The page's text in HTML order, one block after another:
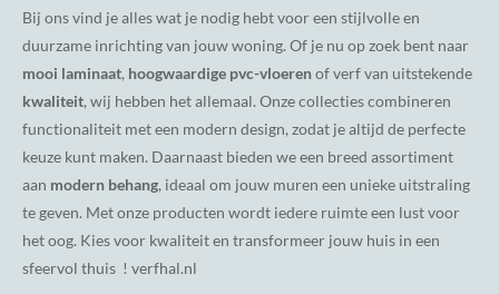
Bij ons vind je alles wat je nodig hebt voor een stijlvolle en
duurzame inrichting van jouw woning. Of je nu op zoek bent naar
mooi laminaat, hoogwaardige pvc-vloerenof verf van uitstekende
kwaliteit, wij hebben het allemaal. Onze collecties combineren
functionaliteit met een modern design, zodat je altijd de perfecte
keuze kunt maken. Daarnaast bieden we een breed assortiment
aan modern behang, ideaal om jouw muren een unieke uitstraling
te geven. Met onze producten wordt iedere ruimte een lust voor
het oog. Kies voor kwaliteit en transformeer jouw huis in een
sfeervol thuis ! verfhal.nl